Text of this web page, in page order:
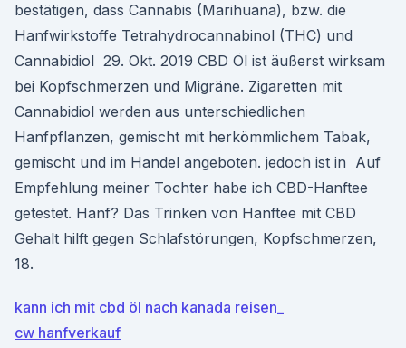
bestätigen, dass Cannabis (Marihuana), bzw. die
Hanfwirkstoffe Tetrahydrocannabinol (THC) und
Cannabidiol 29. Okt. 2019 CBD Öl ist äußerst wirksam
bei Kopfschmerzen und Migräne. Zigaretten mit
Cannabidiol werden aus unterschiedlichen
Hanfpflanzen, gemischt mit herkömmlichem Tabak,
gemischt und im Handel angeboten. jedoch ist in Auf
Empfehlung meiner Tochter habe ich CBD-Hanftee
getestet. Hanf? Das Trinken von Hanftee mit CBD
Gehalt hilft gegen Schlafstörungen, Kopfschmerzen,
18.
kann ich mit cbd öl nach kanada reisen_
cw hanfverkauf